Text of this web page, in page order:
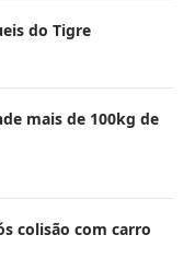
do Tigre
mais de 100kg de
colisão com carro